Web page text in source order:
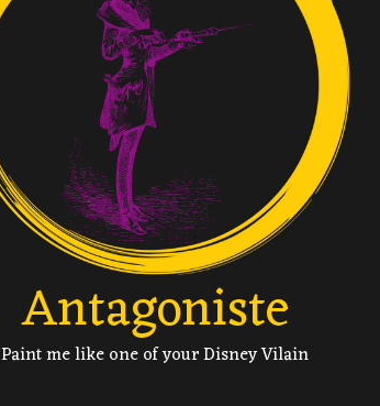
Antagoniste
Paint me like one of your Disney Vilain